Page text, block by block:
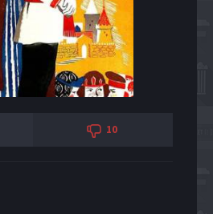
10